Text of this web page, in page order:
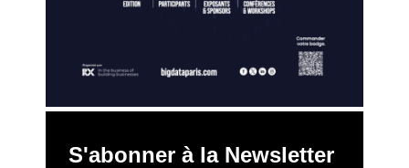
S'abonner à la Newsletter